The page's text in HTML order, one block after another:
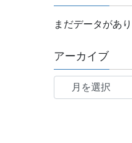
まだデータがあり
アーカイブ
ア